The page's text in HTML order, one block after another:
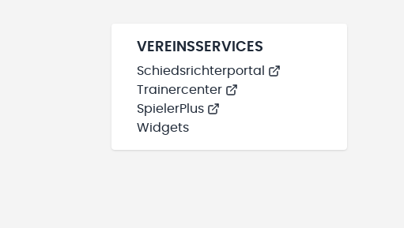
VEREINSSERVICES
Schiedsrichterportal
Trainercenter
SpielerPlus
Widgets